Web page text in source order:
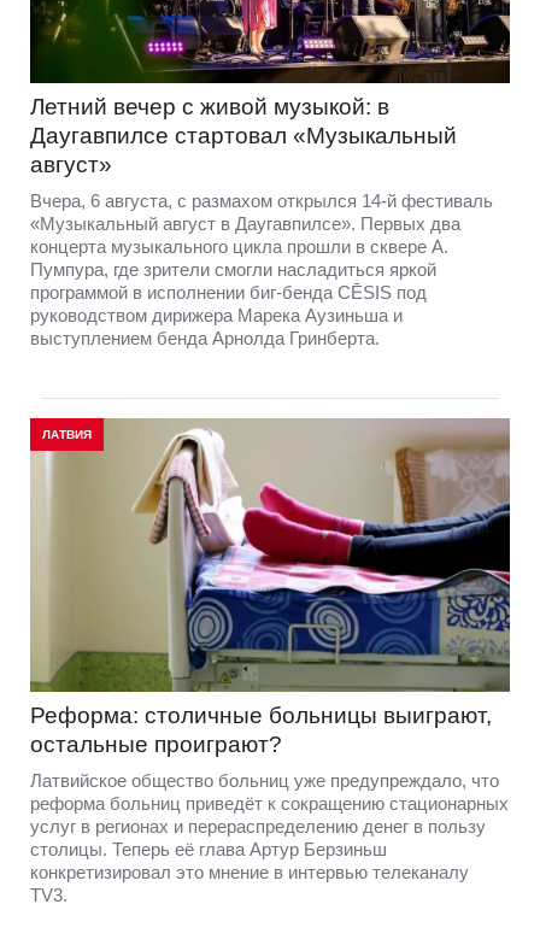
Летний вечер с живой музыкой: в
Даугавпилсе стартовал «Музыкальный
август»
Вчера, 6 августа, с размахом открылся 14-й фестиваль
«Музыкальный август в Даугавпилсе». Первых два
концерта музыкального цикла прошли в сквере А.
Пумпура, где зрители смогли насладиться яркой
программой в исполнении биг-бенда CĒSIS под
руководством дирижера Марека Аузиньша и
выступлением бенда Арнолда Гринберта.
ЛАТВИЯ
Реформа: столичные больницы выиграют,
остальные проиграют?
Латвийское общество больниц уже предупреждало, что
реформа больниц приведёт к сокращению стационарных
услуг в регионах и перераспределению денег в пользу
столицы. Теперь её глава Артур Берзиньш
конкретизировал это мнение в интервью телеканалу
TV3.